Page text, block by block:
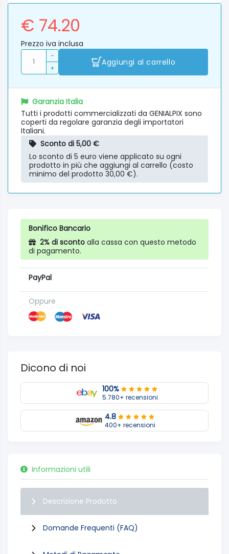
€ 74.20
Prezzo iva inclusa
-
+
Aggiungi al carrello
Garanzia Italia
Tutti i prodotti commercializzati da GENIALPIX sono
coperti da regolare garanzia degli importatori
Italiani.
Sconto di 5,00 €
Lo sconto di 5 euro viene applicato su ogni
prodotto in più che aggiungi al carrello (costo
minimo del prodotto 30,00 €).
Bonifico Bancario
2% di sconto alla cassa con questo metodo
di pagamento.
PayPal
Oppure
Dicono di noi
100%
5.780+ recensioni
4.8
400+ recensioni
Informazioni utili
Descrizione Prodotto
Domande Frequenti (FAQ)